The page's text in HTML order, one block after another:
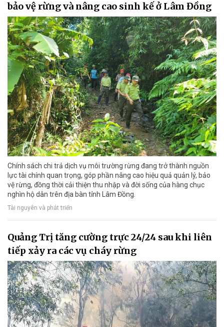
bảo vệ rừng và nâng cao sinh kế ở Lâm Đồng
Chính sách chi trả dịch vụ môi trường rừng đang trở thành nguồn
lực tài chính quan trọng, góp phần nâng cao hiệu quả quản lý, bảo
vệ rừng, đồng thời cải thiện thu nhập và đời sống của hàng chục
nghìn hộ dân trên địa bàn tỉnh Lâm Đồng.
Tài nguyên và phát triển
Quảng Trị tăng cường trực 24/24 sau khi liên
tiếp xảy ra các vụ cháy rừng